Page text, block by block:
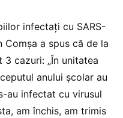
infectați cu SARS-
Comșa a spus că de la
cazuri: „În unitatea
anului școlar au
au infectat cu virusul
am închis, am trimis